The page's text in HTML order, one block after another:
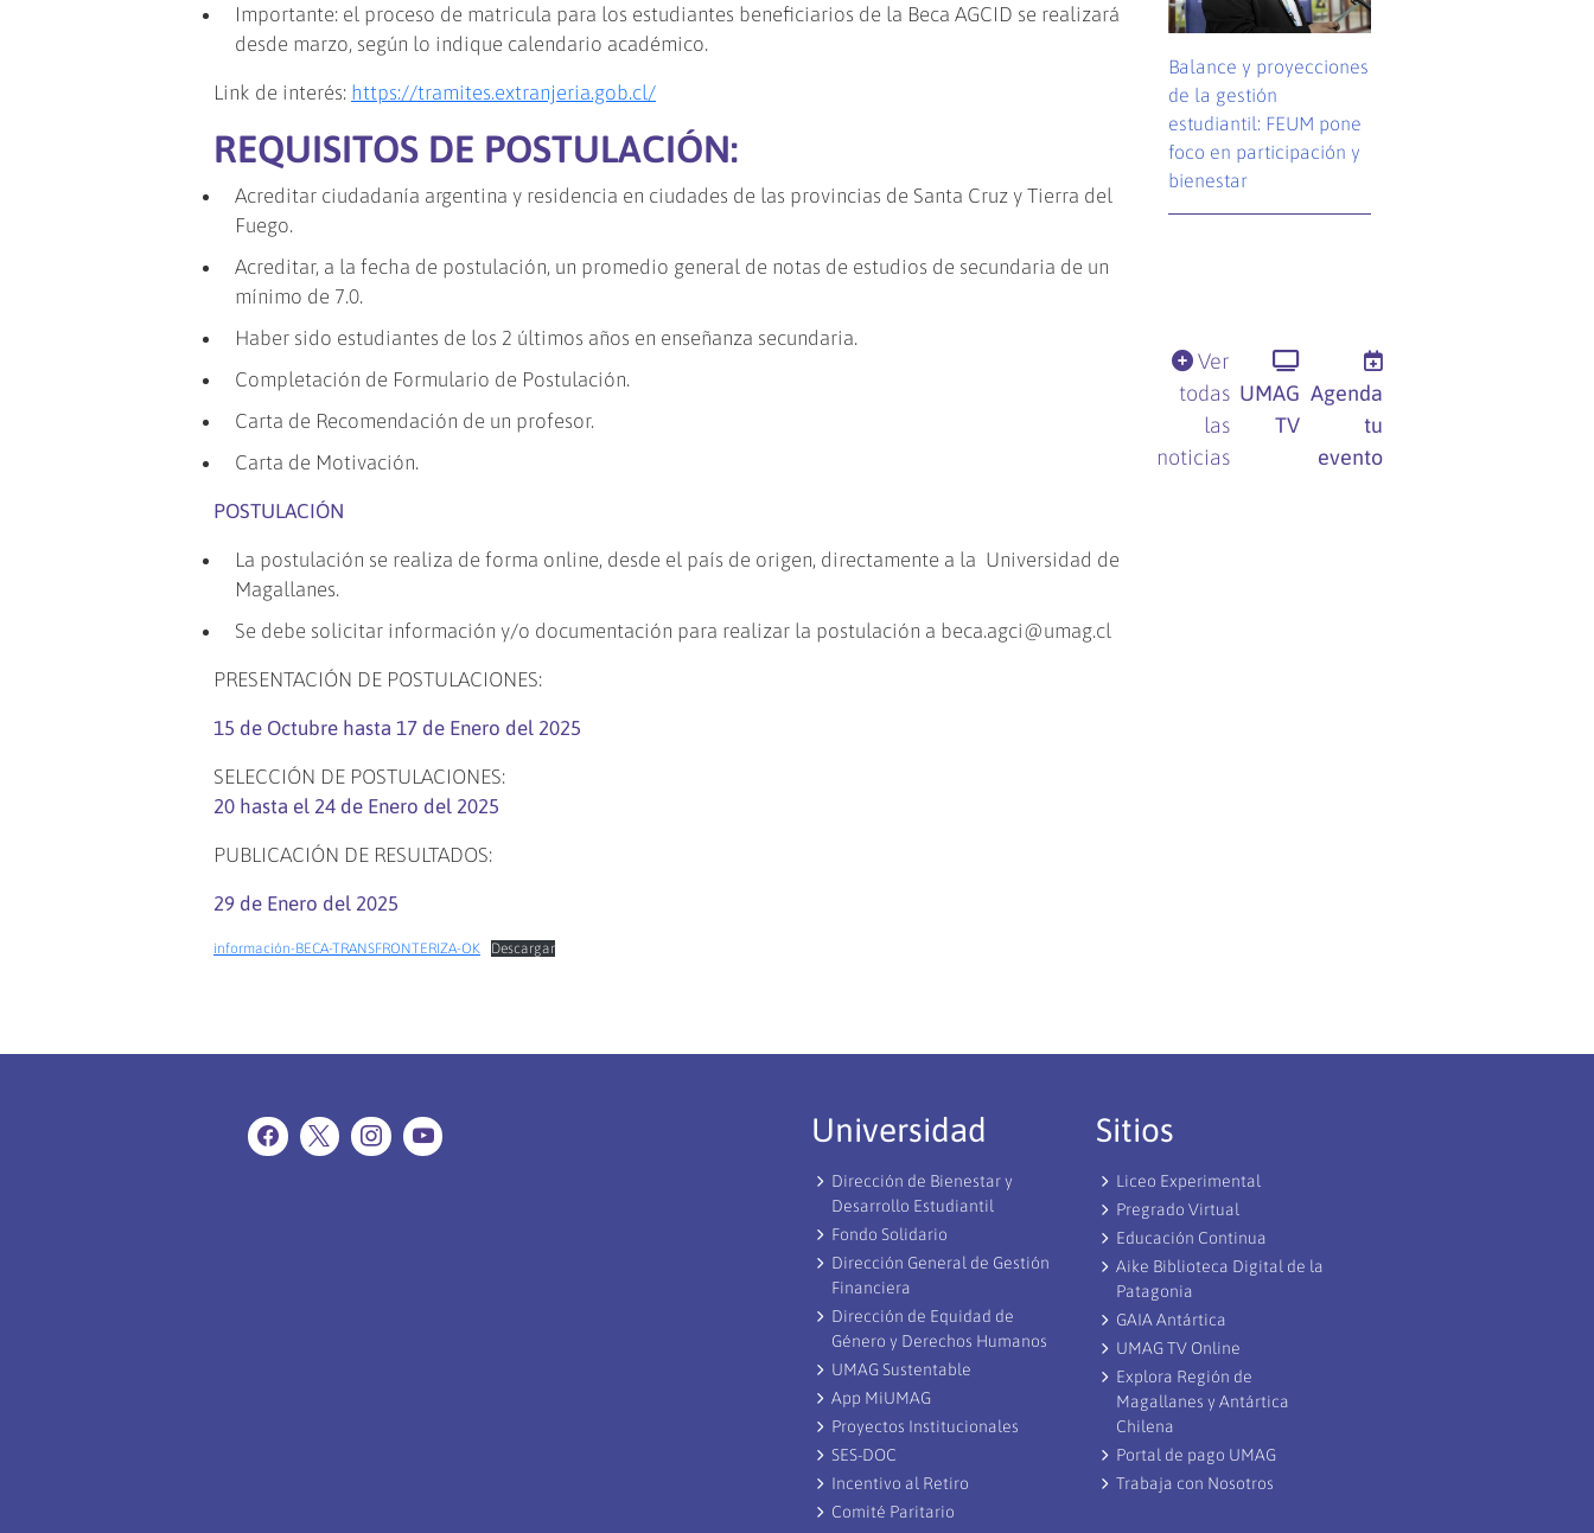
Importante: el proceso de matricula para los estudiantes beneficiarios de la Beca AGCID se realizará
desde marzo, según lo indique calendario académico.
Link de interés: https://tramites.extranjeria.gob.cl/
REQUISITOS DE POSTULACIÓN:
Acreditar ciudadanía argentina y residencia en ciudades de las provincias de Santa Cruz y Tierra del
Fuego.
Acreditar, a la fecha de postulación, un promedio general de notas de estudios de secundaria de un
mínimo de 7.0.
Haber sido estudiantes de los 2 últimos años en enseñanza secundaria.
Completación de Formulario de Postulación.
Carta de Recomendación de un profesor.
Carta de Motivación.
POSTULACIÓN
La postulación se realiza de forma online, desde el país de origen, directamente a la Universidad de
Magallanes.
Se debe solicitar información y/o documentación para realizar la postulación a beca.agci@umag.cl
PRESENTACIÓN DE POSTULACIONES:
15 de Octubre hasta 17 de Enero del 2025
SELECCIÓN DE POSTULACIONES:
20 hasta el 24 de Enero del 2025
PUBLICACIÓN DE RESULTADOS:
29 de Enero del 2025
información-BECA-TRANSFRONTERIZA-OK Descargar
Balance y proyecciones
de la gestión
estudiantil: FEUM pone
foco en participación y
bienestar
Ver
todas
las
noticias
UMAG
TV
Agenda
tu
evento
Universidad
Dirección de Bienestar y
Desarrollo Estudiantil
Fondo Solidario
Dirección General de Gestión
Financiera
Dirección de Equidad de
Género y Derechos Humanos
UMAG Sustentable
App MiUMAG
Proyectos Institucionales
SES-DOC
Incentivo al Retiro
Comité Paritario
Sitios
Liceo Experimental
Pregrado Virtual
Educación Continua
Aike Biblioteca Digital de la
Patagonia
GAIA Antártica
UMAG TV Online
Explora Región de
Magallanes y Antártica
Chilena
Portal de pago UMAG
Trabaja con Nosotros